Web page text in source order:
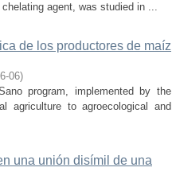
agent, was studied in ...
de los productores de maíz
06)
program, implemented by the
agriculture to agroecological and
una unión disímil de una